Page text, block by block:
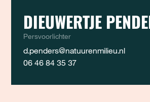
DIEUWERTJE
Persvoorlichter
d.penders@natuurenmilieu.nl
06 46 84 35 37